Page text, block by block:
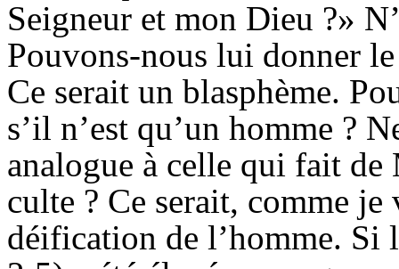
Seigneur et mon Dieu ?»
Pouvons-nous lui donner
Ce serait un blasphème.
s’il n’est qu’un homme ?
analogue à celle qui fait de
culte ? Ce serait, comme
déification de l’homme. Si